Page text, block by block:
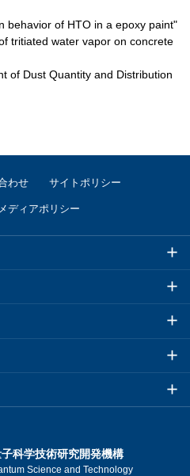
behavior of HTO in a epoxy paint"
tritiated water vapor on concrete
of Dust Quantity and Distribution
わせ サイトポリシー
ディアポリシー
科学技術研究開発機構
Science and Technology